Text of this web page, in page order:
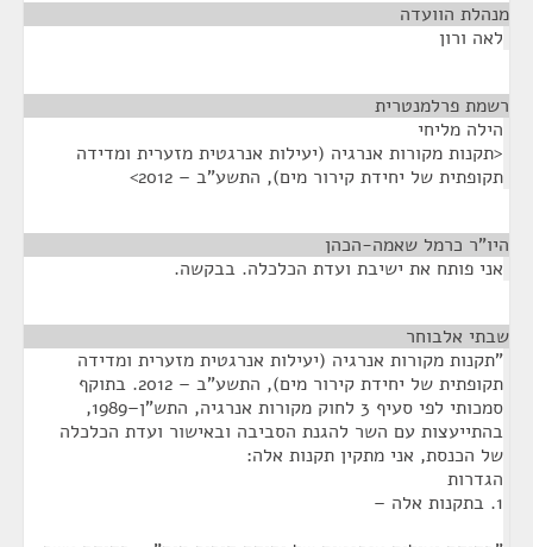
מנהלת הוועדה
לאה ורון
רשמת פרלמנטרית
הילה מליחי
<תקנות מקורות אנרגיה (יעילות אנרגטית מזערית ומדידה
תקופתית של יחידת קירור מים), התשע"ב – 2012>
היו"ר כרמל שאמה-הכהן
אני פותח את ישיבת ועדת הכלכלה. בבקשה.
שבתי אלבוחר
"תקנות מקורות אנרגיה (יעילות אנרגטית מזערית ומדידה
תקופתית של יחידת קירור מים), התשע"ב – 2012. בתוקף
סמכותי לפי סעיף 3 לחוק מקורות אנרגיה, התש"ן–1989,
בהתייעצות עם השר להגנת הסביבה ובאישור ועדת הכלכלה
של הכנסת, אני מתקין תקנות אלה:
הגדרות
1. בתקנות אלה –